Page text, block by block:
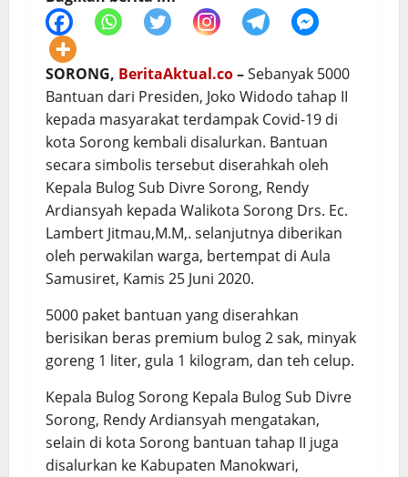
SORONG, BeritaAktual.co–Sebanyak 5000
Bantuan dari Presiden, Joko Widodo tahap II
kepada masyarakat terdampak Covid-19 di
kota Sorong kembali disalurkan. Bantuan
secara simbolis tersebut diserahkah oleh
Kepala Bulog Sub Divre Sorong, Rendy
Ardiansyah kepada Walikota Sorong Drs. Ec.
Lambert Jitmau,M.M,. selanjutnya diberikan
oleh perwakilan warga, bertempat di Aula
Samusiret, Kamis 25 Juni 2020.
5000 paket bantuan yang diserahkan
berisikan beras premium bulog 2 sak, minyak
goreng 1 liter, gula 1 kilogram, dan teh celup.
Kepala Bulog Sorong Kepala Bulog Sub Divre
Sorong, Rendy Ardiansyah mengatakan,
selain di kota Sorong bantuan tahap II juga
disalurkan ke Kabupaten Manokwari,